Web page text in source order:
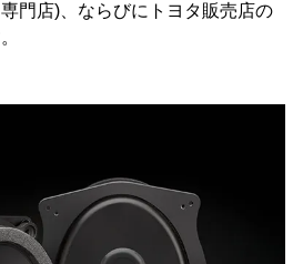
門店)、ならびにトヨタ販売店の